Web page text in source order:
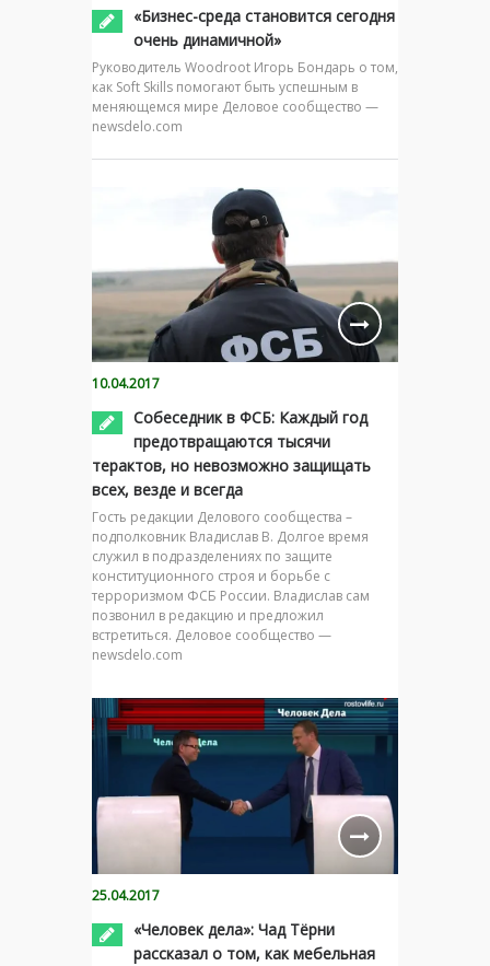
«Бизнес-среда становится сегодня
очень динамичной»
Руководитель Woodroot Игорь Бондарь о том,
как Soft Skills помогают быть успешным в
меняющемся мире Деловое сообщество —
newsdelo.com
10.04.2017
Собеседник в ФСБ: Каждый год
предотвращаются тысячи
терактов, но невозможно защищать
всех, везде и всегда
Гость редакции Делового сообщества –
подполковник Владислав В. Долгое время
служил в подразделениях по защите
конституционного строя и борьбе с
терроризмом ФСБ России. Владислав сам
позвонил в редакцию и предложил
встретиться. Деловое сообщество —
newsdelo.com
25.04.2017
«Человек дела»: Чад Тёрни
рассказал о том, как мебельная